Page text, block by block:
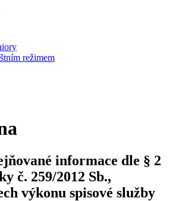
režimem
informace dle § 2
č. 259/2012 Sb.,
výkonu spisové služby